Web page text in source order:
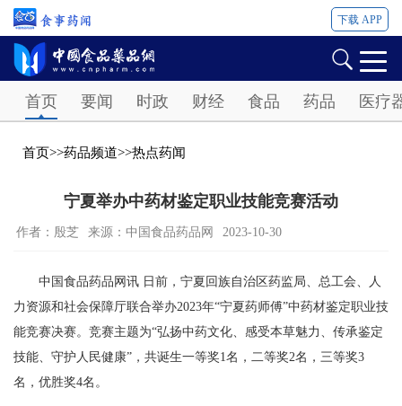
下载 APP
首页 要闻 时政 财经 食品 药品 医疗
首页>>药品频道>>热点药闻
宁夏举办中药材鉴定职业技能竞赛活动
作者：殷芝 来源：中国食品药品网 2023-10-30
中国食品药品网讯 日前，宁夏回族自治区药监局、总工会、人
力资源和社会保障厅联合举办2023年“宁夏药师傅”中药材鉴定职业技
能竞赛决赛。竞赛主题为“弘扬中药文化、感受本草魅力、传承鉴定
技能、守护人民健康”，共诞生一等奖1名，二等奖2名，三等奖3
名，优胜奖4名。